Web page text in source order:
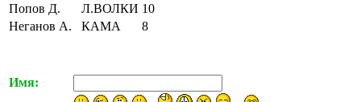
Попов Д.
Л.ВОЛКИ 10
Неганов А.
КАМА 8
Имя: